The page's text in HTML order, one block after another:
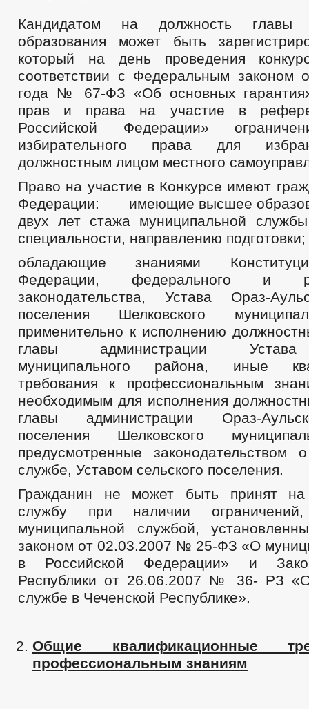
Кандидатом на должность главы
образования может быть
который на день проведения
соответствии с Федеральным законом
года № 67-ФЗ «Об основных
прав и права на участие в
Российской Федерации»
избирательного права для
должностным лицом местного
Право на участие в Конкурсе имеют
Федерации: имеющие высшее
двух лет стажа муниципальной
специальности, направлению подготовки;
обладающие знаниями
Федерации, федерального и
законодательства, Устава Ораз-
поселения Шелковского
применительно к исполнению
главы администрации Устава
муниципального района, иные
требования к профессиональным
необходимым для исполнения
главы администрации Ораз-
поселения Шелковского
предусмотренные законодательством
службе, Уставом сельского поселения.
Гражданин не может быть принят на
службу при наличии
муниципальной службой,
законом от 02.03.2007 № 25-ФЗ «О
в Российской Федерации» и
Республики от 26.06.2007 № 36- РЗ
службе в Чеченской Республике».
Общие квалификационные
профессиональным знаниям